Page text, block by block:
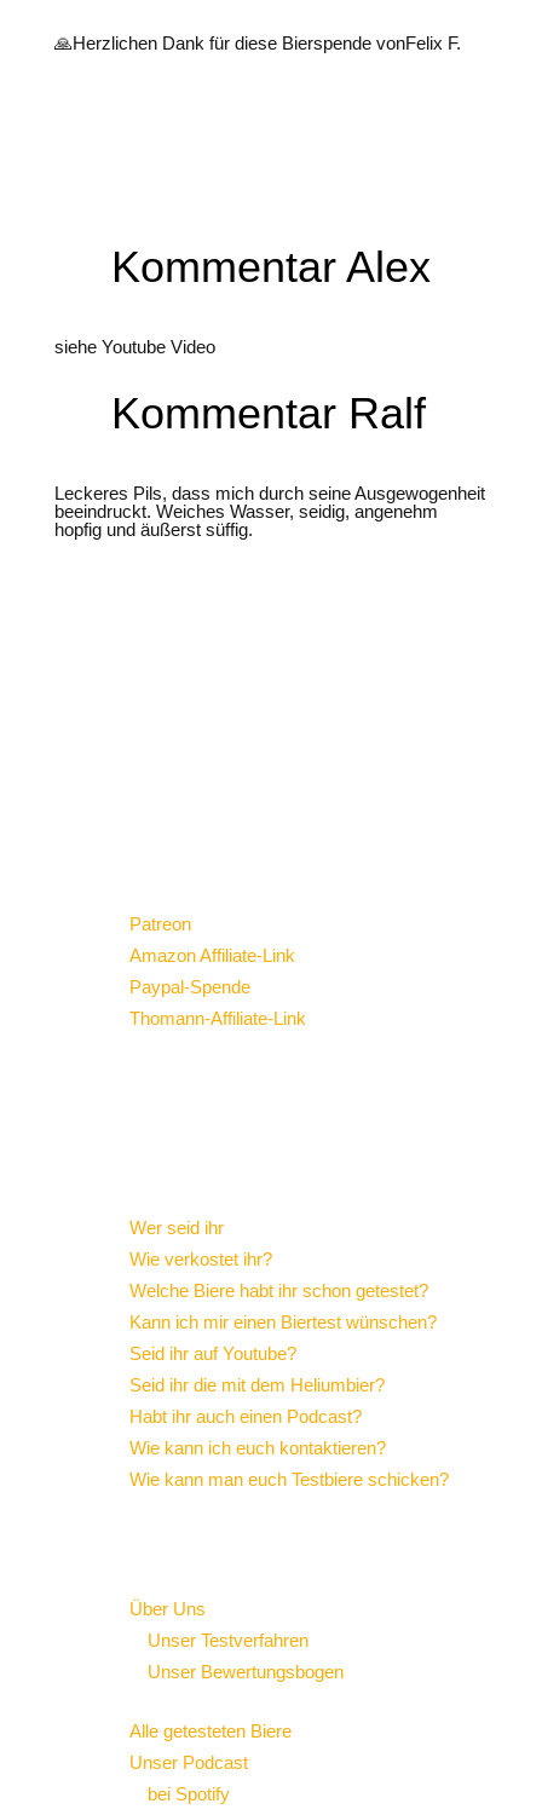
🙏Herzlichen Dank für diese Bierspende vonFelix F.
Kommentar Alex
siehe Youtube Video
Kommentar Ralf
Leckeres Pils, dass mich durch seine Ausgewogenheit
beeindruckt. Weiches Wasser, seidig, angenehm
hopfig und äußerst süffig.
Patreon
Amazon Affiliate-Link
Paypal-Spende
Thomann-Affiliate-Link
Wer seid ihr?
Wie verkostet ihr?
Welche Biere habt ihr schon getestet?
Kann ich mir einen Biertest wünschen?
Seid ihr auf Youtube?
Seid ihr die mit dem Heliumbier?
Habt ihr auch einen Podcast?
Wie kann ich euch kontaktieren?
Wie kann man euch Testbiere schicken?
Über Uns
Unser Testverfahren
Unser Bewertungsbogen
Alle getesteten Biere
Unser Podcast
bei Spotify